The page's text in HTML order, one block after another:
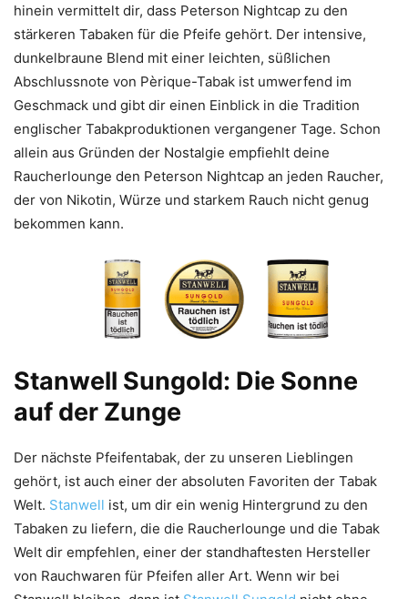
hinein vermittelt dir, dass Peterson Nightcap zu den
stärkeren Tabaken für die Pfeife gehört. Der intensive,
dunkelbraune Blend mit einer leichten, süßlichen
Abschlussnote von Pèrique-Tabak ist umwerfend im
Geschmack und gibt dir einen Einblick in die Tradition
englischer Tabakproduktionen vergangener Tage. Schon
allein aus Gründen der Nostalgie empfiehlt deine
Raucherlounge den Peterson Nightcap an jeden Raucher,
der von Nikotin, Würze und starkem Rauch nicht genug
bekommen kann.
Stanwell Sungold: Die Sonne
auf der Zunge
Der nächste Pfeifentabak, der zu unseren Lieblingen
gehört, ist auch einer der absoluten Favoriten der Tabak
Welt. Stanwell ist, um dir ein wenig Hintergrund zu den
Tabaken zu liefern, die die Raucherlounge und die Tabak
Welt dir empfehlen, einer der standhaftesten Hersteller
von Rauchwaren für Pfeifen aller Art. Wenn wir bei